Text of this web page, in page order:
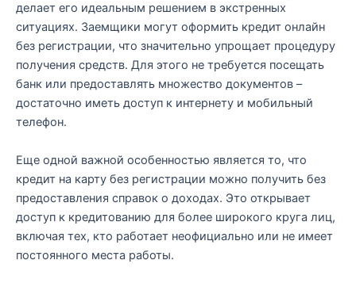
делает его идеальным решением в экстренных
ситуациях. Заемщики могут оформить кредит онлайн
без регистрации, что значительно упрощает процедуру
получения средств. Для этого не требуется посещать
банк или предоставлять множество документов –
достаточно иметь доступ к интернету и мобильный
телефон.
Еще одной важной особенностью является то, что
кредит на карту без регистрации можно получить без
предоставления справок о доходах. Это открывает
доступ к кредитованию для более широкого круга лиц,
включая тех, кто работает неофициально или не имеет
постоянного места работы.